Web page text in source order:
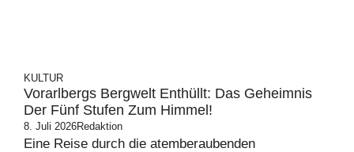
KULTUR
Vorarlbergs Bergwelt Enthüllt: Das Geheimnis
Der Fünf Stufen Zum Himmel!
8. Juli 2026Redaktion
Eine Reise durch die atemberaubenden